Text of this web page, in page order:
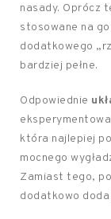
nasady. Oprócz
stosowane na
dodatkowego
bardziej pełne.
Odpowiednie
która najlepiej
mocnego
Zamiast tego,
dodatkowo